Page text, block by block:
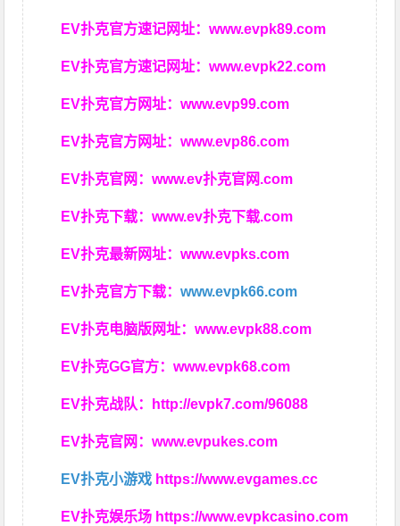
EV扑克官方速记网址：www.evpk89.com
EV扑克官方速记网址：www.evpk22.com
EV扑克官方网址：www.evp99.com
EV扑克官方网址：www.evp86.com
EV扑克官网：www.ev扑克官网.com
EV扑克下载：www.ev扑克下载.com
EV扑克最新网址：www.evpks.com
EV扑克官方下载：www.evpk66.com
EV扑克电脑版网址：www.evpk88.com
EV扑克GG官方：www.evpk68.com
EV扑克战队： http://evpk7.com/96088
EV扑克官网：www.evpukes.com
EV扑克小游戏 https://www.evgames.cc
EV扑克娱乐场 https://www.evpkcasino.com